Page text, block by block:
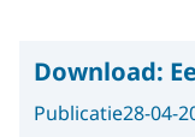
Download:
Publicatie28-04-